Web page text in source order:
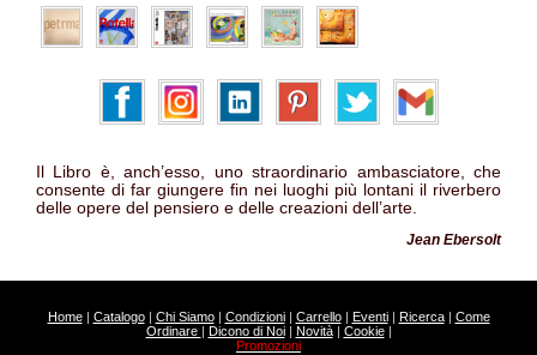
Il Libro è, anch’esso, uno straordinario ambasciatore, che
consente di far giungere fin nei luoghi più lontani il riverbero
delle opere del pensiero e delle creazioni dell’arte.
Jean Ebersolt
Home| Catalogo| Chi Siamo| Condizioni| Carrello| Eventi| Ricerca| Come
Ordinare | Dicono di Noi| Novità| Cookie|
Promozioni